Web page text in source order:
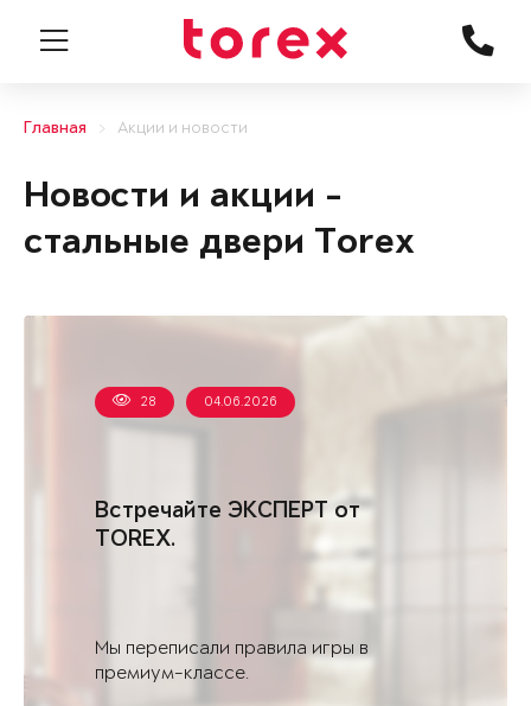
Главная Акции и новости
Новости и акции -
стальные двери Torex
Встречайте ЭКСПЕРТ от
TOREX.
28 04.06.2026
Мы переписали правила игры в
премиум-классе.